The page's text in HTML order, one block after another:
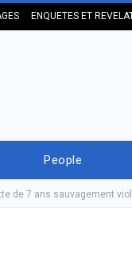
ENQUETES ET
People
de 7 ans sauvagement